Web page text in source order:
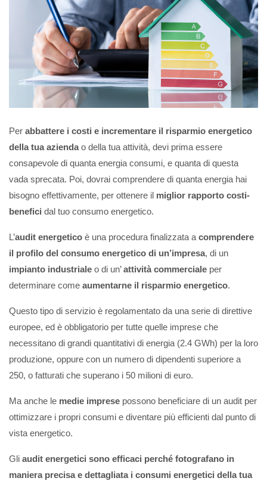
Per abbattere i costi e incrementare il risparmio energetico
della tua aziendao della tua attività, devi prima essere
consapevole di quanta energia consumi, e quanta di questa
vada sprecata. Poi, dovrai comprendere di quanta energia hai
bisogno effettivamente, per ottenere il miglior rapporto costi-
benefici dal tuo consumo energetico.
L’audit energetico è una procedura finalizzata a comprendere
il profilo del consumo energetico di un’impresa, di un
impianto industriale o di un’attività commerciale per
determinare come aumentarne il risparmio energetico.
Questo tipo di servizio è regolamentato da una serie di direttive
europee, ed è obbligatorio per tutte quelle imprese che
necessitano di grandi quantitativi di energia (2.4 GWh) per la loro
produzione, oppure con un numero di dipendenti superiore a
250, o fatturati che superano i 50 milioni di euro.
Ma anche le medie imprese possono beneficiare di un audit per
ottimizzare i propri consumi e diventare più efficienti dal punto di
vista energetico.
Gli audit energetici sono efficaci perché fotografano in
maniera precisa e dettagliata i consumi energetici della tua